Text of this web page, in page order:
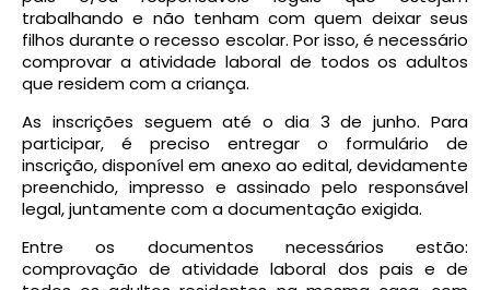
trabalhando e não tenham com quem deixar seus
filhos durante o recesso escolar. Por isso, é necessário
comprovar a atividade laboral de todos os adultos
que residem com a criança.
As inscrições seguem até o dia 3 de junho. Para
participar, é preciso entregar o formulário de
inscrição, disponível em anexo ao edital, devidamente
preenchido, impresso e assinado pelo responsável
legal, juntamente com a documentação exigida.
Entre os documentos necessários estão:
comprovação de atividade laboral dos pais e de